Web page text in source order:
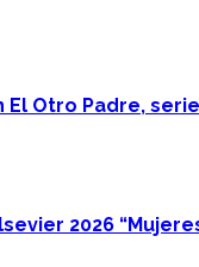
El Otro Padre,
2026